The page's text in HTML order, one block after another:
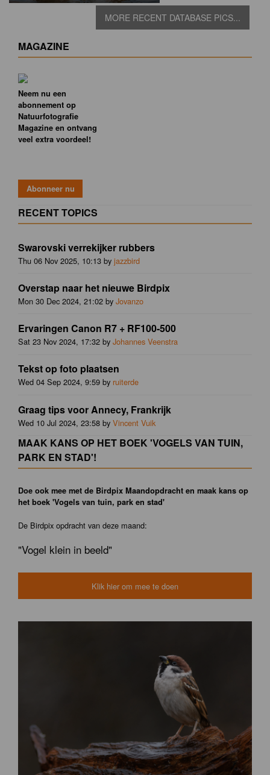
MORE RECENT DATABASE PICS...
MAGAZINE
Neem nu een
abonnement op
Natuurfotografie
Magazine en ontvang
veel extra voordeel!
RECENT TOPICS
Swarovski verrekijker rubbers
Thu 06 Nov 2025, 10:13 by jazzbird
Overstap naar het nieuwe Birdpix
Mon 30 Dec 2024, 21:02 by Jovanzo
Ervaringen Canon R7 + RF100-500
Sat 23 Nov 2024, 17:32 by Johannes Veenstra
Tekst op foto plaatsen
Wed 04 Sep 2024, 9:59 by ruiterde
Graag tips voor Annecy, Frankrijk
Wed 10 Jul 2024, 23:58 by Vincent Vuik
MAAK KANS OP HET BOEK 'VOGELS VAN TUIN,
PARK EN STAD'!
Doe ook mee met de Birdpix Maandopdracht en maak kans op
het boek 'Vogels van tuin, park en stad'
De Birdpix opdracht van deze maand:
"Vogel klein in beeld"
Klik hier om mee te doen